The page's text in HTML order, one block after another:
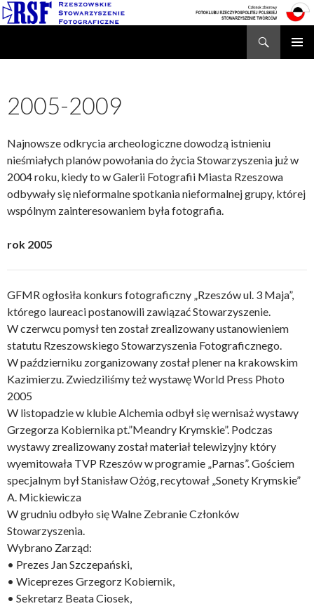
2005-2009
Najnowsze odkrycia archeologiczne dowodzą istnieniu
nieśmiałych planów powołania do życia Stowarzyszenia już w
2004 roku, kiedy to w Galerii Fotografii Miasta Rzeszowa
odbywały się nieformalne spotkania nieformalnej grupy, której
wspólnym zainteresowaniem była fotografia.
rok 2005
GFMR ogłosiła konkurs fotograficzny „Rzeszów ul. 3 Maja”,
którego laureaci postanowili zawiązać Stowarzyszenie.
W czerwcu pomysł ten został zrealizowany ustanowieniem
statutu Rzeszowskiego Stowarzyszenia Fotograficznego.
W październiku zorganizowany został plener na krakowskim
Kazimierzu. Zwiedziliśmy też wystawę World Press Photo
2005
W listopadzie w klubie Alchemia odbył się wernisaż wystawy
Grzegorza Kobiernika pt.”Meandry Krymskie”. Podczas
wystawy zrealizowany został materiał telewizyjny który
wyemitowała TVP Rzeszów w programie „Parnas”. Gościem
specjalnym był Stanisław Ożóg, recytował „Sonety Krymskie”
A. Mickiewicza
W grudniu odbyło się Walne Zebranie Członków
Stowarzyszenia.
Wybrano Zarząd:
• Prezes Jan Szczepański,
• Wiceprezes Grzegorz Kobiernik,
• Sekretarz Beata Ciosek,